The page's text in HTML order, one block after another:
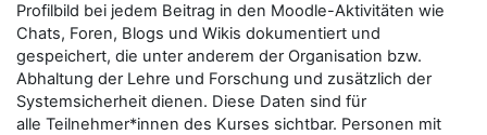
Profilbild bei jedem Beitrag in den Moodle-Aktivitäten wie
Chats, Foren, Blogs und Wikis dokumentiert und
gespeichert, die unter anderem der Organisation bzw.
Abhaltung der Lehre und Forschung und zusätzlich der
Systemsicherheit dienen. Diese Daten sind für
alle Teilnehmer*innen des Kurses sichtbar. Personen mit